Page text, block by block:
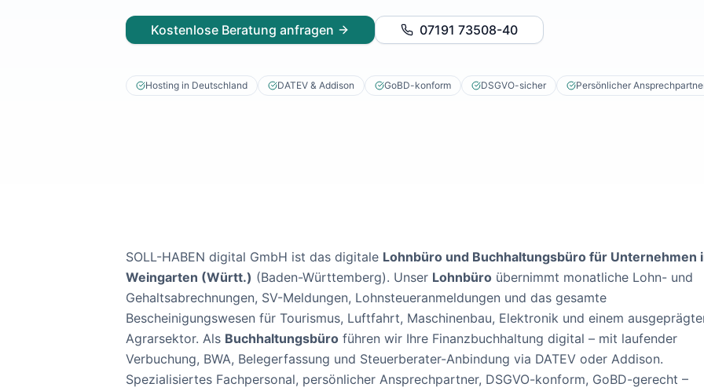
Kostenlose Beratung anfragen 07191 73508-40
Hosting in Deutschland DATEV & Addison GoBD-konform DSGVO-sicher Persönlicher
SOLL-HABEN digital GmbH ist das digitale Lohnbüro und Buchhaltungsbüro für Unternehmen
Weingarten (Württ.) (Baden-Württemberg). Unser Lohnbüro übernimmt monatliche Lohn- und
Gehaltsabrechnungen, SV-Meldungen, Lohnsteueranmeldungen und das gesamte
Bescheinigungswesen für Tourismus, Luftfahrt, Maschinenbau, Elektronik und einem
Agrarsektor. Als Buchhaltungsbüro führen wir Ihre Finanzbuchhaltung digital – mit laufender
Verbuchung, BWA, Belegerfassung und Steuerberater-Anbindung via DATEV oder Addison.
Spezialisiertes Fachpersonal, persönlicher Ansprechpartner, DSGVO-konform, GoBD-gerecht –
Lohnabrechnung Konstanz
Lohnabrechnung Ludwigsburg
Finanzbuchhaltung Backnang
Baulohnabrechnung Stuttgart
Baulohnabrechnung Heilbronn
Baulohnabrechnung Karlsruhe